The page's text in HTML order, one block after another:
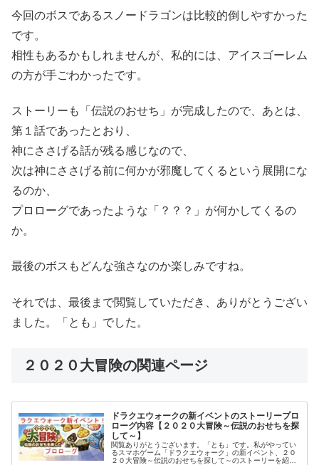
今回のボスであるスノードラゴンは比較的倒しやすかった
です。
相性もあるかもしれませんが、私的には、アイスゴーレム
の方が手ごわかったです。
ストーリーも「伝説のおせち」が完成したので、あとは、
第１話であったとおり、
神にささげる話が残る感じなので、
次は神にささげる前に何かが邪魔してくるという展開にな
るのか、
プロローグであったような「？？？」が何かしてくるの
か。
最後のボスもどんな強さなのか楽しみですね。
それでは、最後まで閲覧していただき、ありがとうござい
ました。「とも」でした。
２０２０大冒険の関連ページ
ドラクエウォークの新イベントのストーリープロ
ローグ内容【２０２０大冒険～伝説のおせちを探
して～】
閲覧ありがとうございます。「とも」です。私がやってい
るスマホゲーム「ドラクエウォーク」の新イベント、２０
２０大冒険～伝説のおせちを探して～のストーリーを紹介